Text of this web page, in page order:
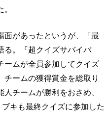
面があったというが、「最
る。『超クイズサバイバ
ームが全員参加してクイズ
チームの獲得賞金を総取り
チームが勝利をおさめ、
キも最終クイズに参加した